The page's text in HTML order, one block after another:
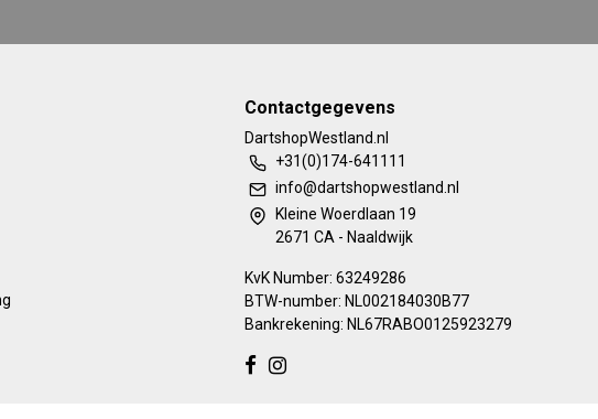
Contactgegevens
DartshopWestland.nl
+31(0)174-641111
info@dartshopwestland.nl
Kleine Woerdlaan 19
2671 CA - Naaldwijk
KvK Number: 63249286
BTW-number: NL002184030B77
Bankrekening: NL67RABO0125923279